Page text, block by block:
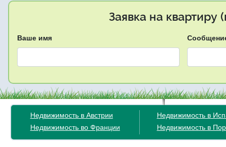
Заявка на квартиру
Ваше имя
Недвижимость в Австрии
Недвижимость во Франции
Недвижимость в
Недвижимость в